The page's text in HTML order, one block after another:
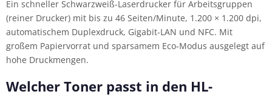
Ein schneller Schwarzweiß-Laserdrucker für Arbeitsgruppen
(reiner Drucker) mit bis zu 46 Seiten/Minute, 1.200 × 1.200 dpi,
automatischem Duplexdruck, Gigabit-LAN und NFC. Mit
großem Papiervorrat und sparsamem Eco-Modus ausgelegt auf
hohe Druckmengen.
Welcher Toner passt in den HL-